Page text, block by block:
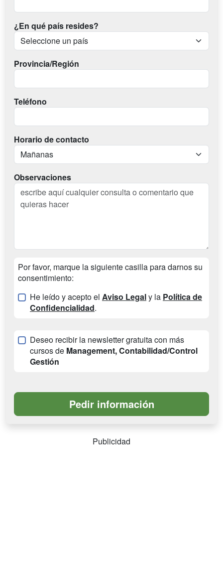
¿En qué país resides?
Provincia/Región
Teléfono
Horario de contacto
Observaciones
Por favor, marque la siguiente casilla para darnos su
consentimiento:
He leído y acepto el Aviso Legaly la Política de
Confidencialidad.
Deseo recibir la newsletter gratuita con más
cursos de Management, Contabilidad/Control
Gestión
Publicidad